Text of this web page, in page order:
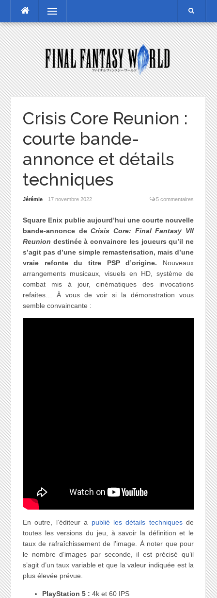
content
Menu
Crisis Core Reunion :
courte bande-
annonce et détails
techniques
Jérémie 17 novembre 2022 5 commentaires
Square Enix publie aujourd’hui une courte nouvelle
bande-annonce deCrisis Core: Final Fantasy VII
Reunion destinée à convaincre les joueurs qu’il ne
s’agit pas d’une simple remasterisation, mais d’une
vraie refonte du titre PSP d’origine. Nouveaux
arrangements musicaux, visuels en HD, système de
combat mis à jour, cinématiques des invocations
refaites… À vous de voir si la démonstration vous
semble convaincante :
En outre, l’éditeur a publié les détails techniquesde
toutes les versions du jeu, à savoir la définition et le
taux de rafraîchissement de l’image. À noter que pour
le nombre d’images par seconde, il est précisé qu’il
s’agit d’un taux variable et que la valeur indiquée est la
plus élevée prévue.
PlayStation 5 : 4k et 60 IPS